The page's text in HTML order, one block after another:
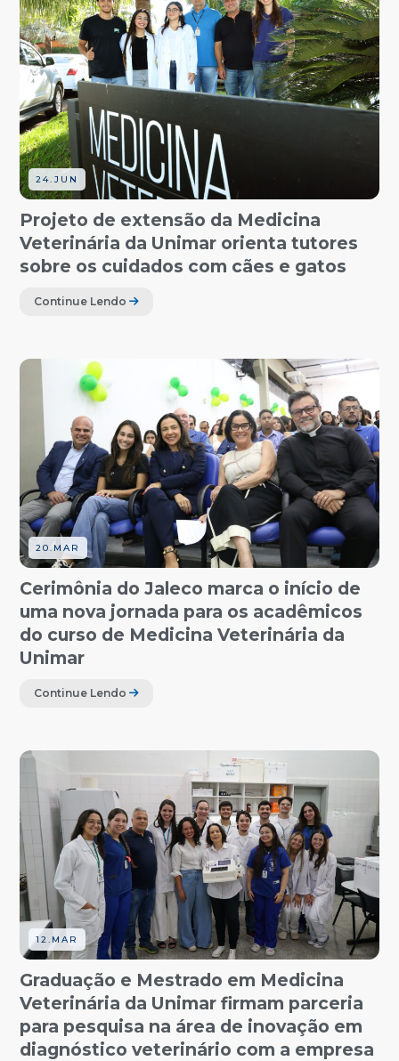
24.JUN
Projeto de extensão da Medicina
Veterinária da Unimar orienta tutores
sobre os cuidados com cães e gatos
Continue Lendo
20.MAR
Cerimônia do Jaleco marca o início de
uma nova jornada para os acadêmicos
do curso de Medicina Veterinária da
Unimar
Continue Lendo
12.MAR
Graduação e Mestrado em Medicina
Veterinária da Unimar firmam parceria
para pesquisa na área de inovação em
diagnóstico veterinário com a empresa